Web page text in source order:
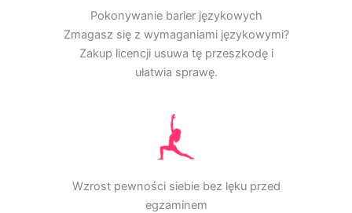
Pokonywanie barier językowych
Zmagasz się z wymaganiami językowymi?
Zakup licencji usuwa tę przeszkodę i
ułatwia sprawę.
Wzrost pewności siebie bez lęku przed
egzaminem